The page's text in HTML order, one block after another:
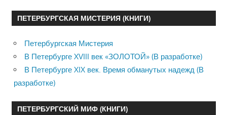
ПЕТЕРБУРГСКАЯ МИСТЕРИЯ (КНИГИ)
Петербургская Мистерия
В Петербурге XVIII век «ЗОЛОТОЙ» (В разработке)
В Петербурге XIX век. Время обманутых надежд (В
разработке)
ПЕТЕРБУРГСКИЙ МИФ (КНИГИ)